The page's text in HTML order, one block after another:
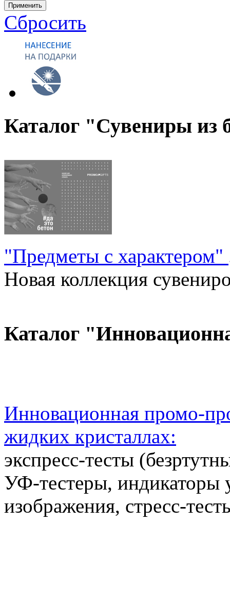
Применить
Сбросить
Каталог "Сувениры из
"Предметы с характером"
Новая коллекция
Каталог
Инновационная промо-
жидких кристаллах:
экспресс-тесты
УФ-тестеры, индикаторы
изображения, стресс-